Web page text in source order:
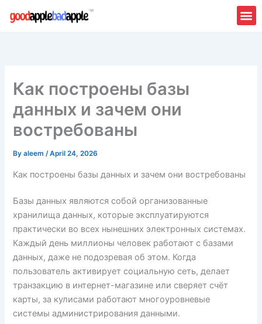
Как построены базы
данных и зачем они
востребованы
Byaleem/April 24, 2026
Как построены базы данных и зачем они востребованы
Базы данных являются собой организованные
хранилища данных, которые эксплуатируются
практически во всех нынешних электронных системах.
Каждый день миллионы человек работают с базами
данных, даже не подозревая об этом. Когда
пользователь активирует социальную сеть, делает
транзакцию в интернет-магазине или сверяет счёт
карты, за кулисами работают многоуровневые
системы администрирования данными.